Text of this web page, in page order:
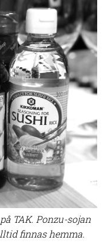
TAK. Ponzu-sojan
finnas hemma.